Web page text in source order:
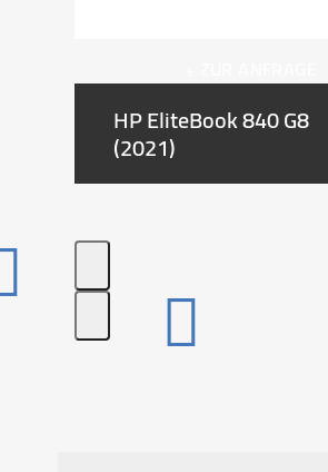
navigation
buttonsHP EliteBook 840 G8
(2021)